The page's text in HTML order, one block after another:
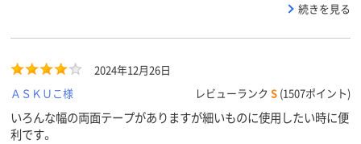
続きを見る
2024年12月26日
ＡＳＫＵこ様
レビューランク S (1507ポイント)
いろんな幅の両面テープがありますが細いものに使用したい時に便
利です。